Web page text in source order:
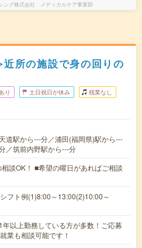
ング株式会社 メディカルケア事業部
所の施設で身の回りの
り 土日祝日が休み 残業なし
道駅から---分／浦田(福岡県)駅から---
／筑前内野駅から---分
談OK！ ■希望の曜日があればご相談
フト例(1)8:00～13:00(2)10:00～
年以上勤務している方が多数！ご応募
業も相談可能です！